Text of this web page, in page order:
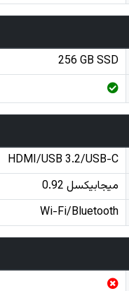
256 GB SSD
HDMI/USB 3.2/USB-C
Wi-Fi/Bluetooth